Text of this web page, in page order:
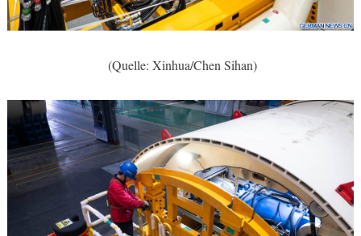
(Quelle: Xinhua/Chen Sihan)